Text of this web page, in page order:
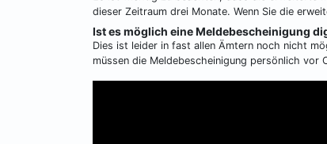
dieser Zeitraum drei Monate. Wenn Sie die
Ist es möglich eine Meldebescheinigung
Dies ist leider in fast allen Ämtern noch nicht
müssen die Meldebescheinigung persönlich